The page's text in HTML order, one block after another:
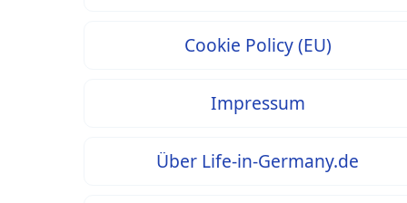
Cookie Policy (EU)
Impressum
Über Life-in-Germany.de